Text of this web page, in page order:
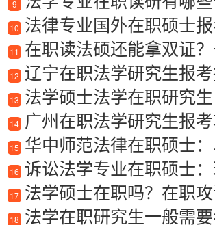
9
10 法律专业国外在职硕士
11 在职读法硕还能拿双证？
12 辽宁在职法学研究生报
13 法学硕士法学在职研究生
14 广州在职法学研究生报
15 华中师范法律在职硕士
16 诉讼法学专业在职硕士
17 法学硕士在职吗？在职
18 法学在职研究生一般需